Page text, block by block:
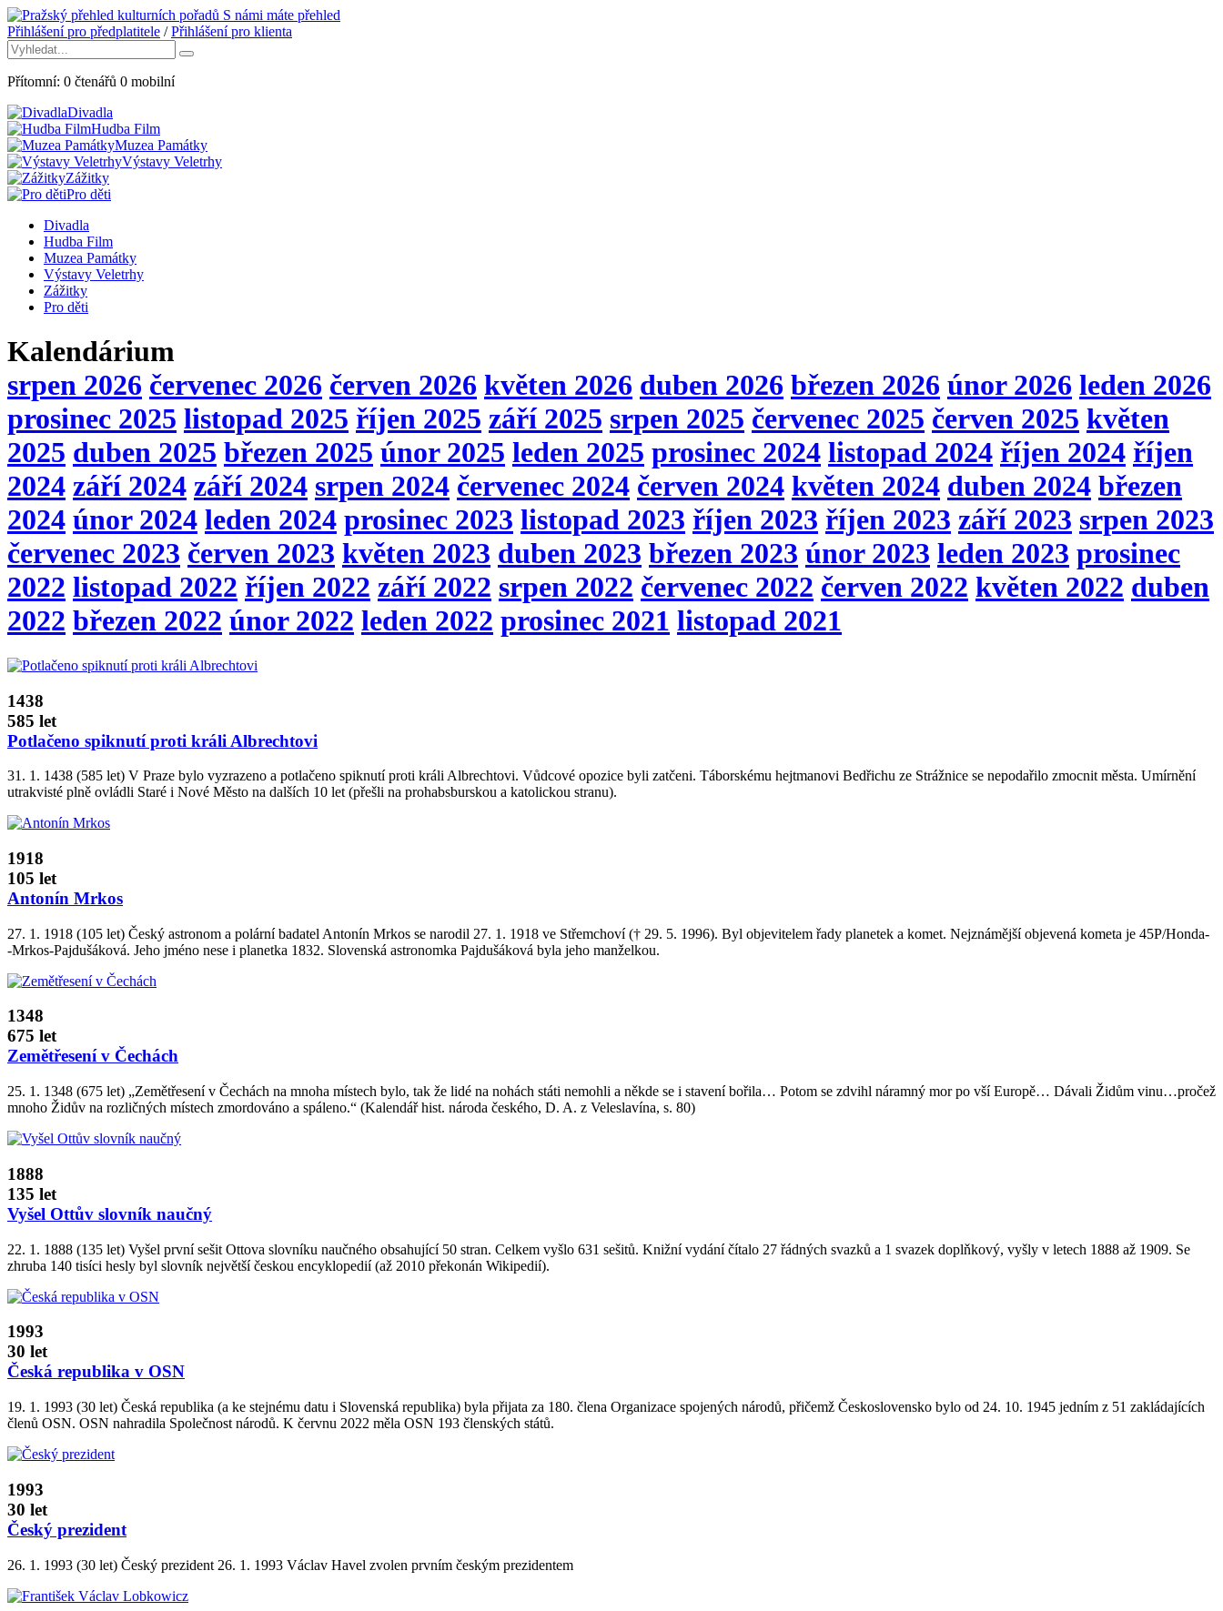
S námi máte přehled
Přihlášení pro předplatitele /Přihlášení pro klienta
Přítomní: 0 čtenářů 0 mobilní
Divadla
Hudba Film
Muzea Památky
Výstavy Veletrhy
Zážitky
Pro děti
Divadla
Hudba Film
Muzea Památky
Výstavy Veletrhy
Zážitky
Pro děti
Kalendárium
srpen 2026 červenec 2026 červen 2026 květen 2026 duben 2026 březen 2026 únor 2026 leden 2026
prosinec 2025 listopad 2025 říjen 2025 září 2025 srpen 2025 červenec 2025 červen 2025 květen
2025 duben 2025 březen 2025 únor 2025 leden 2025 prosinec 2024 listopad 2024 říjen 2024 říjen
2024 září 2024 září 2024 srpen 2024 červenec 2024 červen 2024 květen 2024 duben 2024 březen
2024 únor 2024 leden 2024 prosinec 2023 listopad 2023 říjen 2023 říjen 2023 září 2023 srpen 2023
červenec 2023 červen 2023 květen 2023 duben 2023 březen 2023 únor 2023 leden 2023 prosinec
2022 listopad 2022 říjen 2022 září 2022 srpen 2022 červenec 2022 červen 2022 květen 2022 duben
2022 březen 2022 únor 2022 leden 2022 prosinec 2021 listopad 2021
1438
585 let
Potlačeno spiknutí proti králi Albrechtovi
31. 1. 1438 (585 let) V Praze bylo vyzrazeno a potlačeno spiknutí proti králi Albrechtovi. Vůdcové opozice byli zatčeni. Táborskému hejtmanovi Bedřichu ze Strážnice se nepodařilo zmocnit města. Umírnění
utrakvisté plně ovládli Staré i Nové Město na dalších 10 let (přešli na prohabsburskou a katolickou stranu).
1918
105 let
Antonín Mrkos
27. 1. 1918 (105 let) Český astronom a polární badatel Antonín Mrkos se narodil 27. 1. 1918 ve Střemchoví († 29. 5. 1996). Byl objevitelem řady planetek a komet. Nejznámější objevená kometa je 45P/Honda­
‑Mrkos­‑Pajdušáková. Jeho jméno nese i planetka 1832. Slovenská astronomka Pajdušáková byla jeho manželkou.
1348
675 let
Zemětřesení v Čechách
25. 1. 1348 (675 let) „Zemětřesení v Čechách na mnoha místech bylo, tak že lidé na nohách státi nemohli a někde se i stavení bořila… Potom se zdvihl náramný mor po vší Europě… Dávali Židům vinu…pročež
mnoho Židův na rozličných místech zmordováno a spáleno.“ (Kalendář hist. národa českého, D. A. z Veleslavína, s. 80)
1888
135 let
Vyšel Ottův slovník naučný
22. 1. 1888 (135 let) Vyšel první sešit Ottova slovníku naučného obsahující 50 stran. Celkem vyšlo 631 sešitů. Knižní vydání čítalo 27 řádných svazků a 1 svazek doplňkový, vyšly v letech 1888 až 1909. Se
zhruba 140 tisíci hesly byl slovník největší českou encyklopedií (až 2010 překonán Wikipedií).
1993
30 let
Česká republika v OSN
19. 1. 1993 (30 let) Česká republika (a ke stejnému datu i Slovenská republika) byla přijata za 180. člena Organizace spojených národů, přičemž Československo bylo od 24. 10. 1945 jedním z 51 zakládajících
členů OSN. OSN nahradila Společnost národů. K červnu 2022 měla OSN 193 členských států.
1993
30 let
Český prezident
26. 1. 1993 (30 let) Český prezident 26. 1. 1993 Václav Havel zvolen prvním českým prezidentem